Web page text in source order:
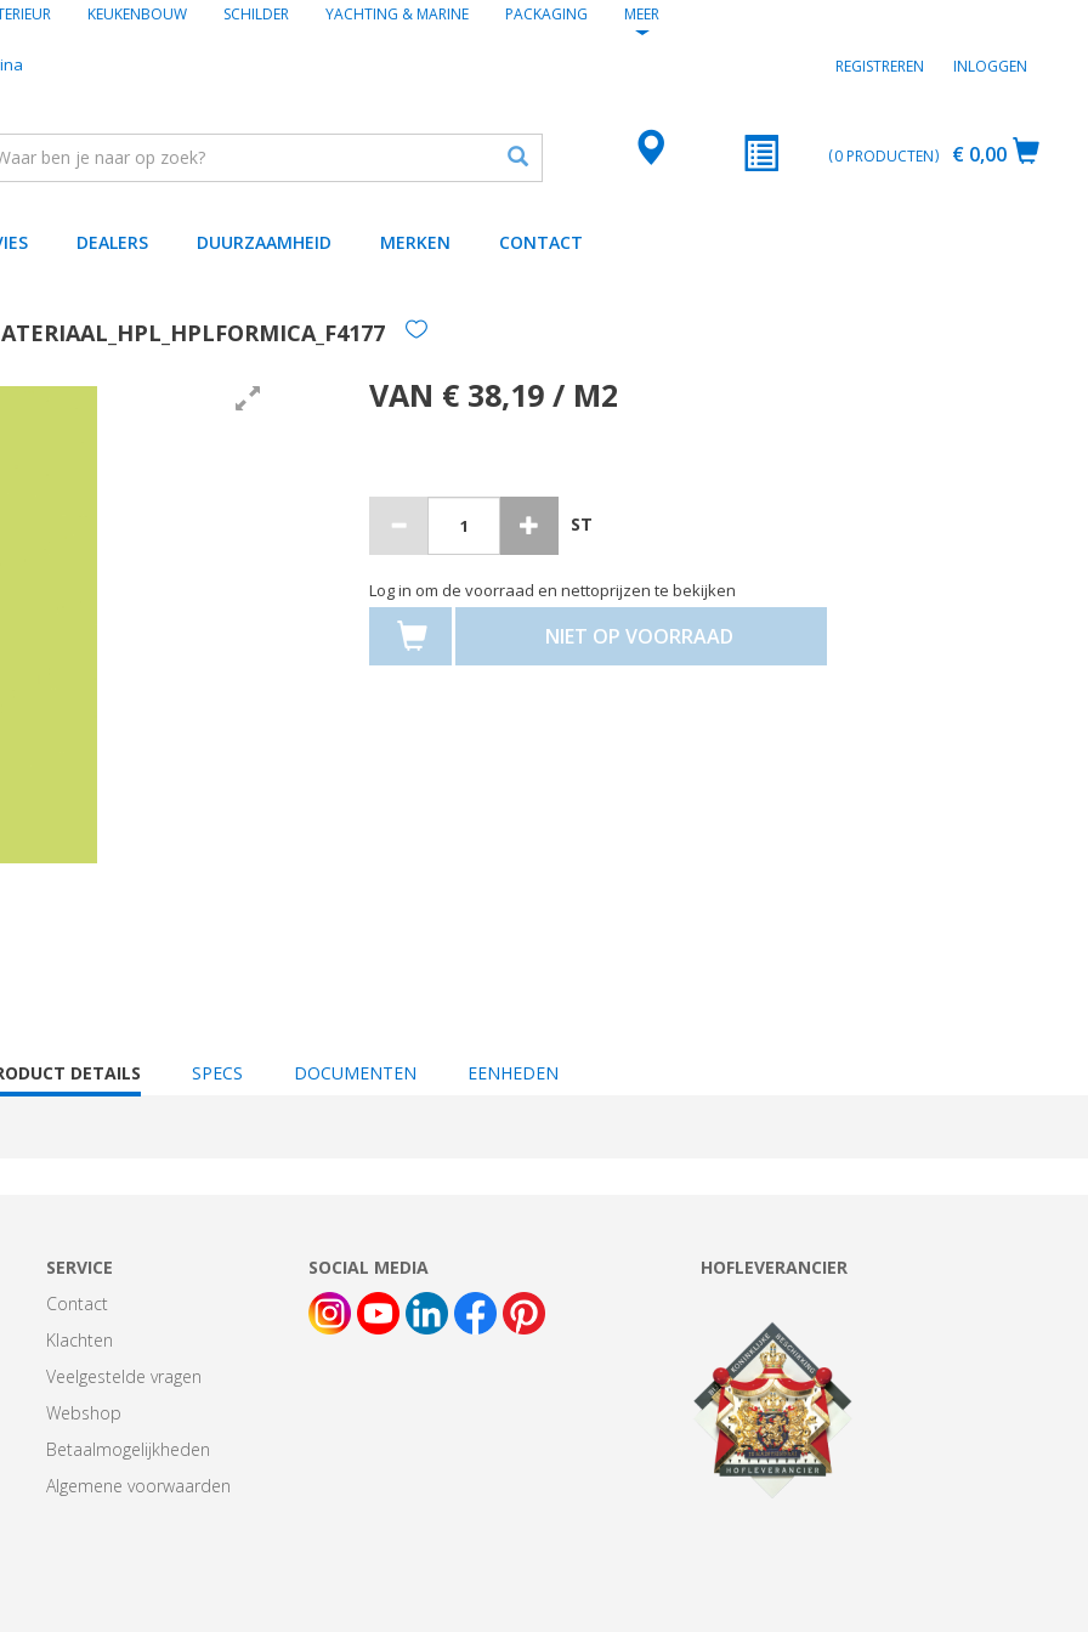
KEUKENBOUW SCHILDER YACHTING & MARINE PACKAGING MEER
REGISTREREN INLOGGEN
€ 0,00
0PRODUCTEN
DEALERS DUURZAAMHEID MERKEN CONTACT
VAN € 38,19 / M2
ST
Log in om de voorraad en nettoprijzen te bekijken
NIET OP VOORRAAD
DETAILS SPECS DOCUMENTEN EENHEDEN
SERVICE
Contact
Klachten
Veelgestelde vragen
Webshop
Betaalmogelijkheden
Algemene voorwaarden
SOCIAL MEDIA HOFLEVERANCIER